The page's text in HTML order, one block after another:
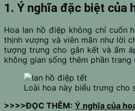
1. Ý nghĩa đặc biệt của
Hoa lan hồ điệp không chỉ cuốn
thịnh vượng và viên mãn như lời
tượng trưng cho gắn kết và ấm
không gian sống thêm phần trang
Loài hoa này biểu trưng cho
>>>>ĐỌC THÊM: Ý nghĩa của